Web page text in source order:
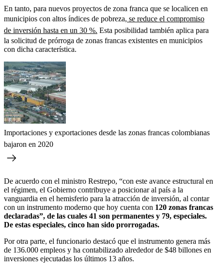
En tanto, para nuevos proyectos de zona franca que se localicen en
municipios con altos índices de pobreza, se reduce el compromiso
de inversión hasta en un 30 %. Esta posibilidad también aplica para
la solicitud de prórroga de zonas francas existentes en municipios
con dicha característica.
Importaciones y exportaciones desde las zonas francas colombianas
bajaron en 2020
De acuerdo con el ministro Restrepo, “con este avance estructural en
el régimen, el Gobierno contribuye a posicionar al país a la
vanguardia en el hemisferio para la atracción de inversión, al contar
con un instrumento moderno que hoy cuenta con 120 zonas francas
declaradas”, de las cuales 41 son permanentes y 79, especiales.
De estas especiales, cinco han sido prorrogadas.
Por otra parte, el funcionario destacó que el instrumento genera más
de 136.000 empleos y ha contabilizado alrededor de $48 billones en
inversiones ejecutadas los últimos 13 años.